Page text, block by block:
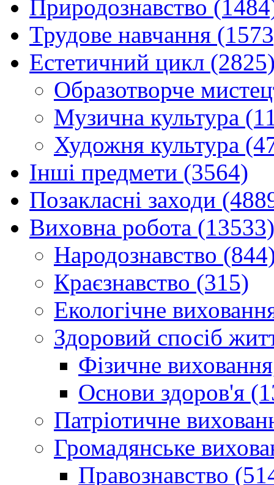
Природознавство
Трудове навчання
Естетичний цикл
Образотворче
Музична культура
Художня культура
Інші предмети (3564)
Позакласні заходи
Виховна робота (13533)
Народознавство
Краєзнавство (315)
Екологічне
Здоровий спосіб
Фізичне
Основи здоров'я
Патріотичне
Громадянське
Правознавство